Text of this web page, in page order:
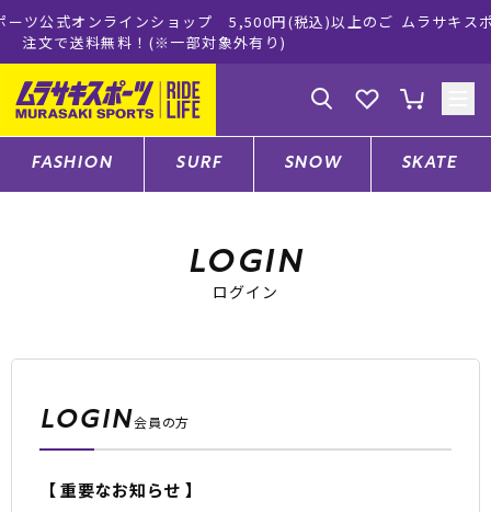
ップ 5,500円(税込)以上のご
部対象外有り)
ムラサキスポーツ公式オンライン
ゲスト様
ログイン 会員登録
FASHION SURF SNOW SKATE
LOGIN
ログイン
LOGIN会員の方
【 重要なお知らせ 】